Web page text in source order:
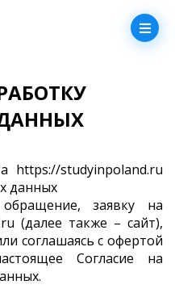
https://studyinpoland.ru
данных
обращение, заявку на
(далее также – сайт),
соглашаясь с офертой
Согласие на